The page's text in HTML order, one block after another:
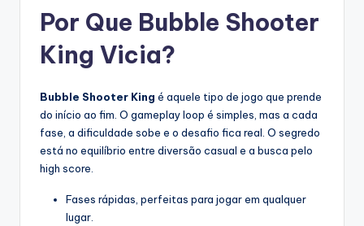
Por Que Bubble Shooter
King Vicia?
Bubble Shooter King é aquele tipo de jogo que prende
do início ao fim. O gameplay loop é simples, mas a cada
fase, a dificuldade sobe e o desafio fica real. O segredo
está no equilíbrio entre diversão casual e a busca pelo
high score.
Fases rápidas, perfeitas para jogar em qualquer
lugar.